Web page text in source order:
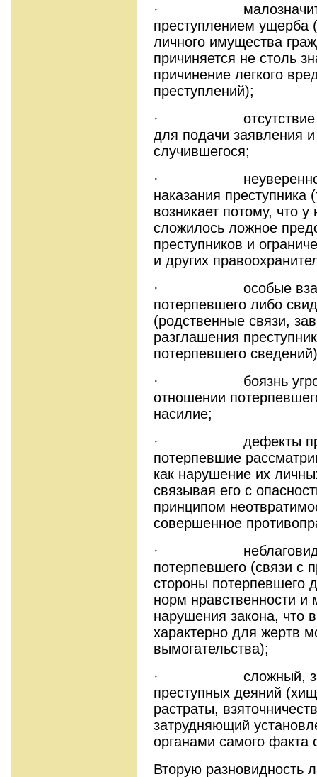
·
преступлением ущерба
личного имущества
причиняется не столь
причинение легкого
преступлений);
· отсутствие
для подачи заявления и
случившегося;
· неуверенность
наказания преступника
возникает потому, что
сложилось ложное
преступников и
и других
· особые
потерпевшего либо
(родственные связи,
разглашения
потерпевшего
· боязнь угроз
отношении
насилие;
· дефекты
потерпевшие
как нарушение их
связывая его с
принципом
совершенное
·
потерпевшего (связи с
стороны потерпевшего
норм нравственности
нарушения закона, что
характерно для жертв
вымогательства);
· сложный,
преступных деяний
растраты,
затрудняющий
органами самого факта
Вторую разновидность